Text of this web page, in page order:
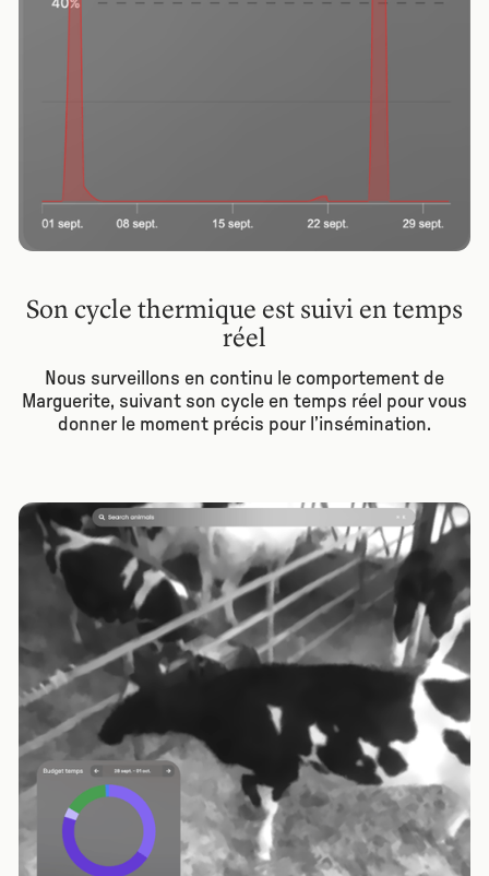
Son cycle thermique est suivi en temps
réel
Nous surveillons en continu le comportement de
Marguerite, suivant son cycle en temps réel pour vous
donner le moment précis pour l’insémination.